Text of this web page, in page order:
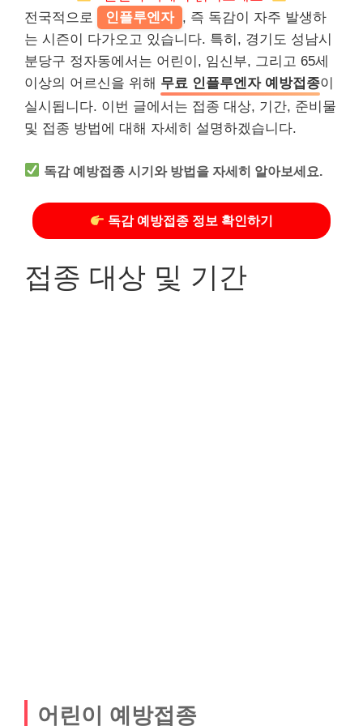
전국적으로
인플루엔자 , 즉 독감이 자주 발생하
는 시즌이 다가오고 있습니다. 특히, 경기도 성남시
분당구 정자동에서는 어린이, 임신부, 그리고 65세
이상의 어르신을 위해 무료 인플루엔자 예방접종이
실시됩니다. 이번 글에서는 접종 대상, 기간, 준비물
및 접종 방법에 대해 자세히 설명하겠습니다.
독감 예방접종 시기와 방법을 자세히 알아보세요.
독감 예방접종 정보 확인하기
접종 대상 및 기간
어린이 예방접종